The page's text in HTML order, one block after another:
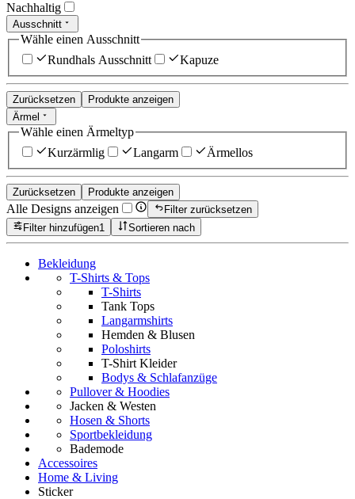
Nachhaltig
Ausschnitt
Wähle einen Ausschnitt
Rundhals Ausschnitt
Kapuze
Zurücksetzen
Produkte anzeigen
Ärmel
Wähle einen Ärmeltyp
Kurzärmlig
Langarm Ärmellos
Zurücksetzen Produkte anzeigen
Alle Designs anzeigen
Filter zurücksetzen
Filter hinzufügen1 Sortieren nach
Bekleidung
T-Shirts & Tops
T-Shirts
Tank Tops
Langarmshirts
Hemden & Blusen
Poloshirts
T-Shirt Kleider
Bodys & Schlafanzüge
Pullover & Hoodies
Jacken & Westen
Hosen & Shorts
Sportbekleidung
Bademode
Accessoires
Home & Living
Sticker